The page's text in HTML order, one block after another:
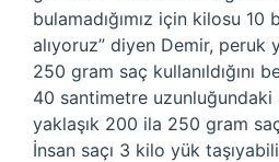
bulamadığımız için kilosu 10
alıyoruz” diyen Demir, peruk
250 gram saç kullanıldığını
40 santimetre uzunluğundaki
yaklaşık 200 ila 250 gram
İnsan saçı 3 kilo yük